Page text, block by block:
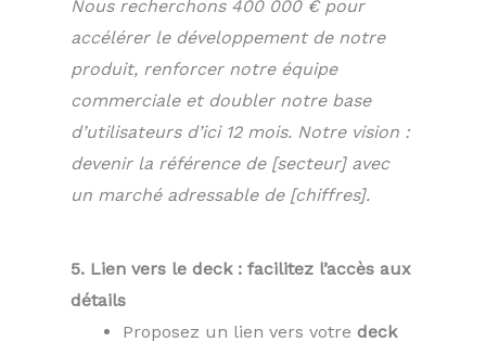
Nous recherchons 400 000 € pour
accélérer le développement de notre
produit, renforcer notre équipe
commerciale et doubler notre base
d’utilisateurs d’ici 12 mois. Notre vision :
devenir la référence de [secteur] avec
un marché adressable de [chiffres].
5. Lien vers le deck : facilitez l’accès aux
détails
Proposez un lien vers votre deck